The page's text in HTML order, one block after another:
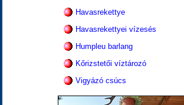
Havasrekettye
Havasrekettyei vízesés
Humpleu barlang
Kőrizstetői víztározó
Vigyázó csúcs